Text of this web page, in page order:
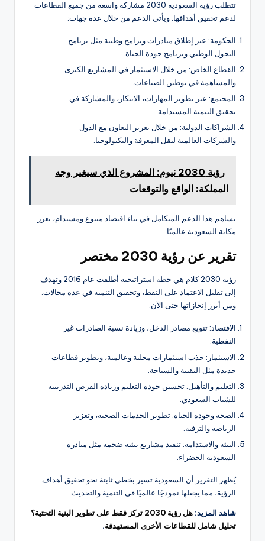
تتطلب رؤية السعودية 2030 مشاركة واسعة من جميع القطاعات
لدعم تحقيق أهدافها. ويأتي الدعم من خلال عدة جهات:
الحكومة: عبر إطلاق مبادرات وبرامج وطنية مثل برنامج
التحول الوطني وبرنامج جودة الحياة.
القطاع الخاص: من خلال الاستثمار في المشاريع الكبرى
والمساهمة في توطين الصناعات.
المجتمع: عبر تطوير المهارات، الابتكار، والمشاركة في
تحقيق التنمية المستدامة.
الشراكات الدولية: من خلال تعزيز التعاون مع الدول
والشركات العالمية لنقل المعرفة والتكنولوجيا.
رؤية 2030 نيوم: المشروع الذي سيغير وجه
المملكة: الواقع والتوقعات
يساهم هذا الدعم المتكامل في بناء اقتصاد متنوع ومستدام، يعزز
مكانة السعودية عالميًا.
تقرير عن رؤية 2030 مختصر
رؤية 2030 كلام هي خطة استراتيجية أطلقت عام 2016 وتهدف
إلى تقليل الاعتماد على النفط، وتحقيق التنمية في عدة مجالات.
ومن أبرز إنجازاتها حتى الآن:
الاقتصاد: تنويع مصادر الدخل، وزيادة نسبة الصادرات غير
النفطية.
الاستثمار: جذب استثمارات محلية وعالمية، وتطوير قطاعات
جديدة مثل التقنية والسياحة.
التعليم والتأهيل: تحسين جودة التعليم وزيادة الفرص التدريبية
للشباب السعودي.
الصحة وجودة الحياة: تطوير الخدمات الصحية، وتعزيز
الرياضة والترفيه.
البيئة والاستدامة: تنفيذ مشاريع بيئية ضخمة مثل مبادرة
السعودية الخضراء.
يُظهر التقرير أن السعودية تسير بخطى ثابتة نحو تحقيق أهداف
الرؤية، مما يجعلها نموذجًا عالميًا في التنمية والتحديث.
شاهد المزيد:
هل رؤية 2030 تركز فقط على تطوير البنية التحتية؟
تحليل شامل للقطاعات الأخرى المستهدفة.